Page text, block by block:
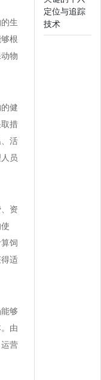
生
根
物
健
措
活
员
资
饲
适
够
由
营
定位与追踪
技术